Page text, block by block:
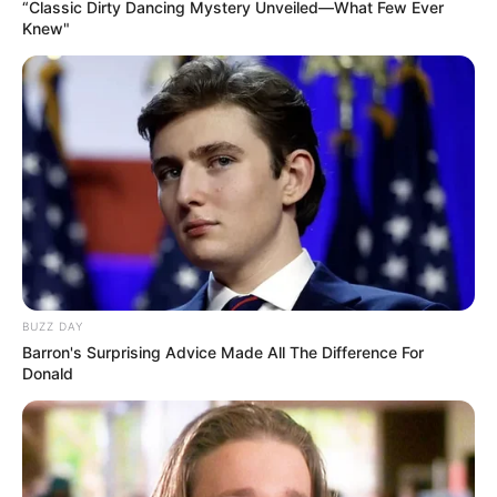
- Mit den Abteilungen Archäologie, Naturkunde und
Friedrich August als Naturhistorisches Museum
Oldenburg eröffnete Museum gleich mehrere hoch
interessante Abteilungen. Informationen unter
naturundmensch.de.
Olantis Huntebad in Oldenburg - In dem aus
Erlebniswelt, Saunaareal und Wellnessbereich
bestehenden Freizeitbad gibt es das ganze Jahr
über alles was das Herz begehrt (Großrutschen,
Strömungskanäle, Kinderplanschbecken usw.).
Außerdem lädt im Sommer unmittelbar neben dem
Erholungs- und Erlebnisbad ein einzigartiges
Naturflussbad mit Strand und Erholungsinsel zum
Badevergnügen ein. Informationen unterOlantis Hu
ntebad
Residenzort Rastede - Der Schlosspark am
“Classic Dirty Dancing Mystery Unveiled—What Few Ever
Knew"
BUZZ DAY
Barron's Surprising Advice Made All The Difference For
Donald